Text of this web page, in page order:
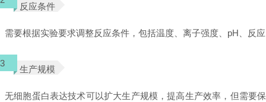
反应条件
需要根据实验要求调整反应条件，包括温度、离子强度、pH、反
3
生产规模
无细胞蛋白表达技术可以扩大生产规模，提高生产效率，但需要